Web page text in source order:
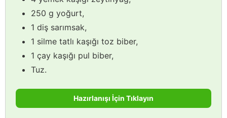
250 g yoğurt,
1 diş sarımsak,
1 silme tatlı kaşığı toz biber,
1 çay kaşığı pul biber,
Tuz.
Hazırlanışı İçin Tıklayın